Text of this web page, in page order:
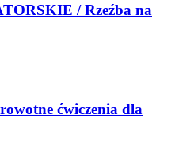
/ Rzeźba na
ćwiczenia dla